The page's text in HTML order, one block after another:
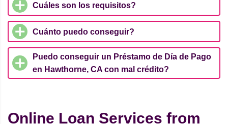
Cuáles son los requisitos?
Cuánto puedo conseguir?
Puedo conseguir un Préstamo de Día de Pago
en Hawthorne, CA con mal crédito?
Online Loan Services from